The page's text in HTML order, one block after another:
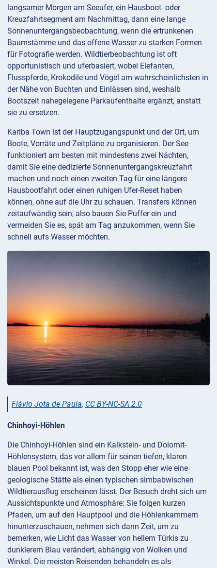
langsamer Morgen am Seeufer, ein Hausboot- oder
Kreuzfahrtsegment am Nachmittag, dann eine lange
Sonnenuntergangsbeobachtung, wenn die ertrunkenen
Baumstämme und das offene Wasser zu starken Formen
für Fotografie werden. Wildtierbeobachtung ist oft
opportunistisch und uferbasiert, wobei Elefanten,
Flusspferde, Krokodile und Vögel am wahrscheinlichsten in
der Nähe von Buchten und Einlässen sind, weshalb
Bootszeit nahegelegene Parkaufenthalte ergänzt, anstatt
sie zu ersetzen.
Kariba Town ist der Hauptzugangspunkt und der Ort, um
Boote, Vorräte und Zeitpläne zu organisieren. Der See
funktioniert am besten mit mindestens zwei Nächten,
damit Sie eine dedizierte Sonnenuntergangskreuzfahrt
machen und noch einen zweiten Tag für eine längere
Hausbootfahrt oder einen ruhigen Ufer-Reset haben
können, ohne auf die Uhr zu schauen. Transfers können
zeitaufwändig sein, also bauen Sie Puffer ein und
vermeiden Sie es, spät am Tag anzukommen, wenn Sie
schnell aufs Wasser möchten.
Flávio Jota de Paula, CC BY-NC-SA 2.0
Chinhoyi-Höhlen
Die Chinhoyi-Höhlen sind ein Kalkstein- und Dolomit-
Höhlensystem, das vor allem für seinen tiefen, klaren
blauen Pool bekannt ist, was den Stopp eher wie eine
geologische Stätte als einen typischen simbabwischen
Wildtierausflug erscheinen lässt. Der Besuch dreht sich um
Aussichtspunkte und Atmosphäre: Sie folgen kurzen
Pfaden, um auf den Hauptpool und die Höhlenkammern
hinunterzuschauen, nehmen sich dann Zeit, um zu
bemerken, wie Licht das Wasser von hellem Türkis zu
dunklerem Blau verändert, abhängig von Wolken und
Winkel. Die meisten Reisenden behandeln es als